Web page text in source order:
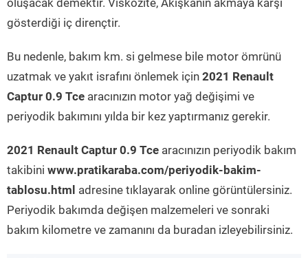
oluşacak demektir. Viskozite, Akışkanın akmaya karşı
gösterdiği iç dirençtir.
Bu nedenle, bakım km. si gelmese bile motor ömrünü
uzatmak ve yakıt israfını önlemek için 2021 Renault
Captur 0.9 Tce aracınızın motor yağ değişimi ve
periyodik bakımını yılda bir kez yaptırmanız gerekir.
2021 Renault Captur 0.9 Tce aracınızın periyodik bakım
takibini www.pratikaraba.com/periyodik-bakim-
tablosu.html adresine tıklayarak online görüntülersiniz.
Periyodik bakımda değişen malzemeleri ve sonraki
bakım kilometre ve zamanını da buradan izleyebilirsiniz.